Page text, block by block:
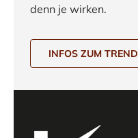
denn je wirken.
INFOS ZUM TREND